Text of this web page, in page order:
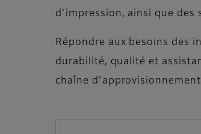
d'impression, ainsi que des
Répondre aux besoins des
durabilité, qualité et
chaîne